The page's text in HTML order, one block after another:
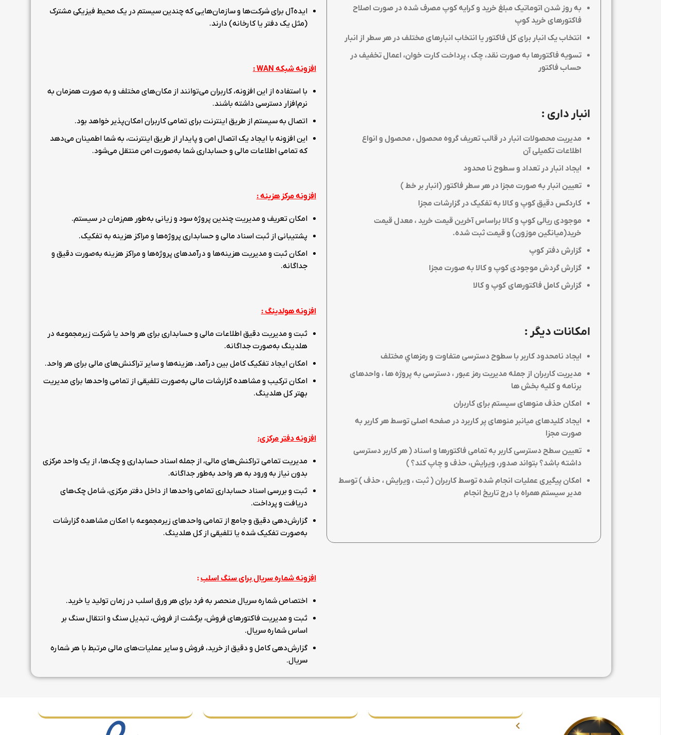
به روز شدن اتوماتیک مبلغ خرید و کرایه کوپ مصرف شده در صورت اصلاح
فاکتورهای خرید کوپ
انتخاب یک انبار برای کل فاکتور یا انتخاب انبارهای مختلف در هر سطر از انبار
تسویه فاکتورها به صورت نقد، چک ، پرداخت کارت خوان، اعمال تخفیف در
حساب فاکتور
انبار داری :
مدیریت محصولات انبار در قالب تعریف گروه محصول ، محصول و انواع
اطلاعات تکمیلی آن
ایجاد انبار در تعداد و سطوح نا محدود
تعیین انبار به صورت مجزا در هر سطر فاکتور (انبار بر خط )
کاردکس دقیق کوپ و کالا به تفکیک در گزارشات مجزا
موجودی ریالی کوپ و کالا براساس آخرین قیمت خرید ، معدل قیمت
خرید(میانگین موزون) و قیمت ثبت شده.
گزارش دفتر کوپ
گزارش گردش موجودی کوپ و کالا به صورت مجزا
گزارش کامل فاکتورهای کوپ و کالا
امکانات دیگر:
ايجاد نامحدود كاربر با سطوح دسترسی متفاوت و رمزهاي مختلف
مدیریت کاربران از جمله مدیریت رمز عبور ، دسترسی به پروژه ها ، واحدهای
برنامه و کلیه بخش ها
امکان حذف منوهای سیستم برای کاربران
ایجاد کلیدهای میانبر منوهای پر کاربرد در صفحه اصلی توسط هر کاربر به
صورت مجزا
تعیین سطح دسترسی کاربر به تمامی فاکتورها و اسناد ( هر کاربر دسترسی
داشته باشد؟ بتواند صدور، ویرایش، حذف و چاپ کند؟ )
امکان پیگیری عملیات انجام شده توسط کاربران ( ثبت ، ویرایش ، حذف ) توسط
مدیر سیستم همراه با درج تاریخ انجام
ایده‌آل برای شرکت‌ها و سازمان‌هایی که چندین سیستم در یک محیط فیزیکی مشترک
(مثل یک دفتر یا کارخانه) دارند.
افزونه شبکهWAN
:
با استفاده از این افزونه، کاربران می‌توانند از مکان‌های مختلف و به صورت همزمان به
نرم‌افزار دسترسی داشته باشند.
اتصال به سیستم از طریق اینترنت برای تمامی کاربران امکان‌پذیر خواهد بود.
این افزونه با ایجاد یک اتصال امن و پایدار از طریق اینترنت، به شما اطمینان می‌دهد
که تمامی اطلاعات مالی و حسابداری شما به‌صورت امن منتقل می‌شود.
افزونه مرکز هزینه :
امکان تعریف و مدیریت چندین پروژه سود و زیانی به‌طور هم‌زمان در سیستم.
پشتیبانی از ثبت اسناد مالی و حسابداری پروژه‌ها و مراکز هزینه به تفکیک.
امکان ثبت و مدیریت هزینه‌ها و درآمدهای پروژه‌ها و مراکز هزینه به‌صورت دقیق و
جداگانه.
افزونه هولدینگ :
ثبت و مدیریت دقیق اطلاعات مالی و حسابداری برای هر واحد یا شرکت زیرمجموعه در
هلدینگ به‌صورت جداگانه.
امکان ایجاد تفکیک کامل بین درآمد، هزینه‌ها و سایر تراکنش‌های مالی برای هر واحد.
امکان ترکیب و مشاهده گزارشات مالی به‌صورت تلفیقی از تمامی واحدها برای مدیریت
بهتر کل هلدینگ.
افزونه دفتر مرکزی:
مدیریت تمامی تراکنش‌های مالی، از جمله اسناد حسابداری و چک‌ها، از یک واحد مرکزی
بدون نیاز به ورود به هر واحد به‌طور جداگانه.
ثبت و بررسی اسناد حسابداری تمامی واحدها از داخل دفتر مرکزی، شامل چک‌های
دریافت و پرداخت.
گزارش‌دهی دقیق و جامع از تمامی واحدهای زیرمجموعه با امکان مشاهده گزارشات
به‌صورت تفکیک شده یا تلفیقی از کل هلدینگ.
افزونه شماره سریال برای سنگ اسلب:
اختصاص شماره سریال منحصر به فرد برای هر ورق اسلب در زمان تولید یا خرید.
ثبت و مدیریت فاکتورهای فروش، برگشت از فروش، تبدیل سنگ و انتقال سنگ بر
اساس شماره سریال.
گزارش‌دهی کامل و دقیق از خرید، فروش و سایر عملیات‌های مالی مرتبط با هر شماره
سریال.